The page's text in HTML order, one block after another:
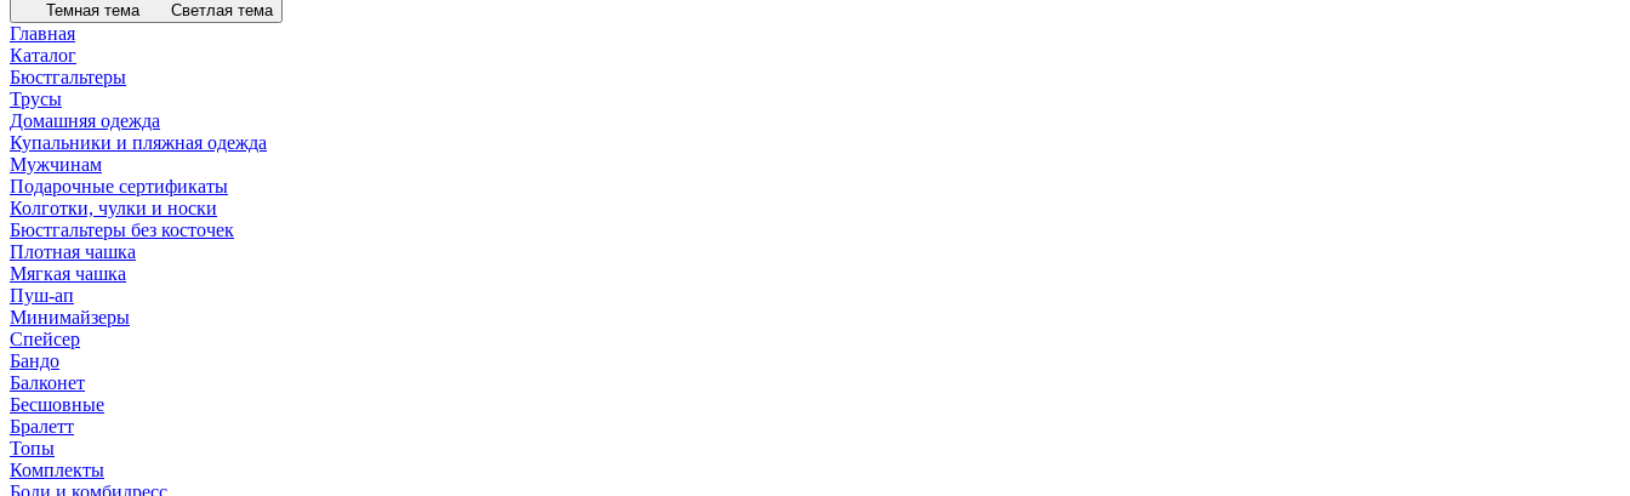
Темная тема Светлая тема
Главная
Каталог
Бюстгальтеры
Трусы
Домашняя одежда
Купальники и пляжная одежда
Мужчинам
Подарочные сертификаты
Колготки, чулки и носки
Бюстгальтеры без косточек
Плотная чашка
Мягкая чашка
Пуш-ап
Минимайзеры
Спейсер
Бандо
Балконет
Бесшовные
Бралетт
Топы
Комплекты
Боди и комбидресс